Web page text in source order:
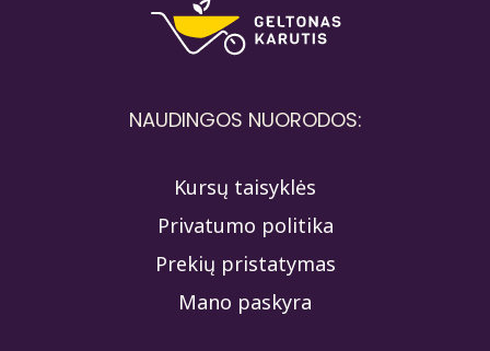
NAUDINGOS NUORODOS:
Kursų taisyklės
Privatumo politika
Prekių pristatymas
Mano paskyra